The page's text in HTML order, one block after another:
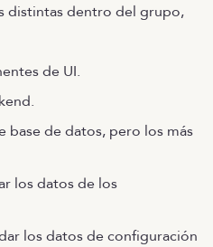
distintas dentro del grupo,
de UI.
base de datos, pero los más
los datos de los
los datos de configuración